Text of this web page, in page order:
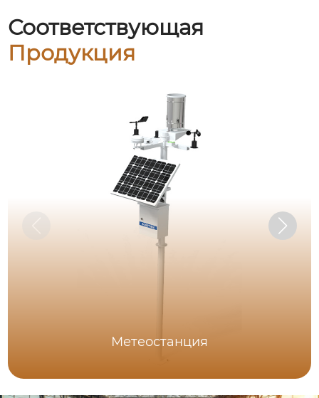
Соответствующая
Продукция
Метеостанция